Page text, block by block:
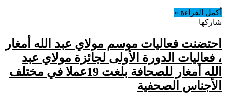
أكمل القراءة »
شاركها
احتضنت فعاليات موسم مولاي عبد الله أمغار
، فعاليات الدورة الأولى لجائزة مولاي عبد
الله أمغار للصحافة بلغت 19عملا في مختلف
الأجناس الصحفية